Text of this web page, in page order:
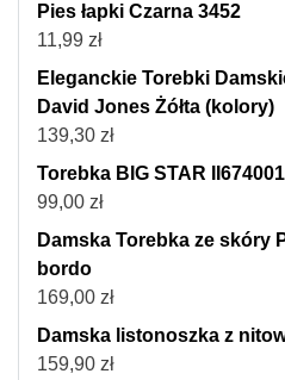
Pies łapki Czarna 3452
11,99 zł
Eleganckie Torebki
David Jones Żółta (kolory)
139,30 zł
Torebka BIG STAR
99,00 zł
Damska Torebka ze skóry
bordo
169,00 zł
Damska listonoszka z
159,90 zł